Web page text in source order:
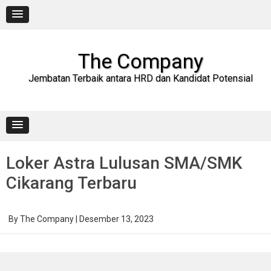
content
The Company
Jembatan Terbaik antara HRD dan Kandidat Potensial
Loker Astra Lulusan SMA/SMK
Cikarang Terbaru
ByThe Company Desember 13, 2023